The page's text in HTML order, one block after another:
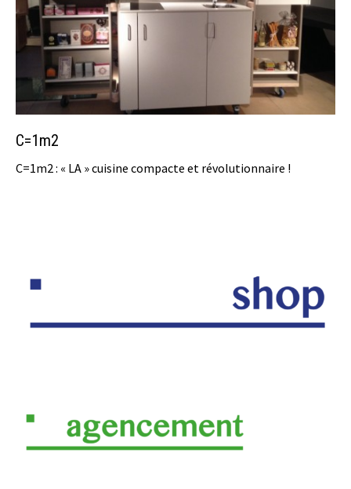
C=1m2
C=1m2 : « LA » cuisine compacte et révolutionnaire !